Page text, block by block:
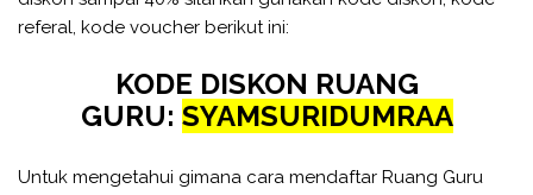
referal, kode voucher berikut ini:
KODE DISKON RUANG
GURU: SYAMSURIDUMRAA
Untuk mengetahui gimana cara mendaftar Ruang Guru